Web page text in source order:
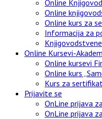
Online
Online
Online kurs za
Informacija za
Online Kursevi-
Online kursevi
Online kurs
Kurs za
Prijavite se
OnLine prijava
OnLine prijava